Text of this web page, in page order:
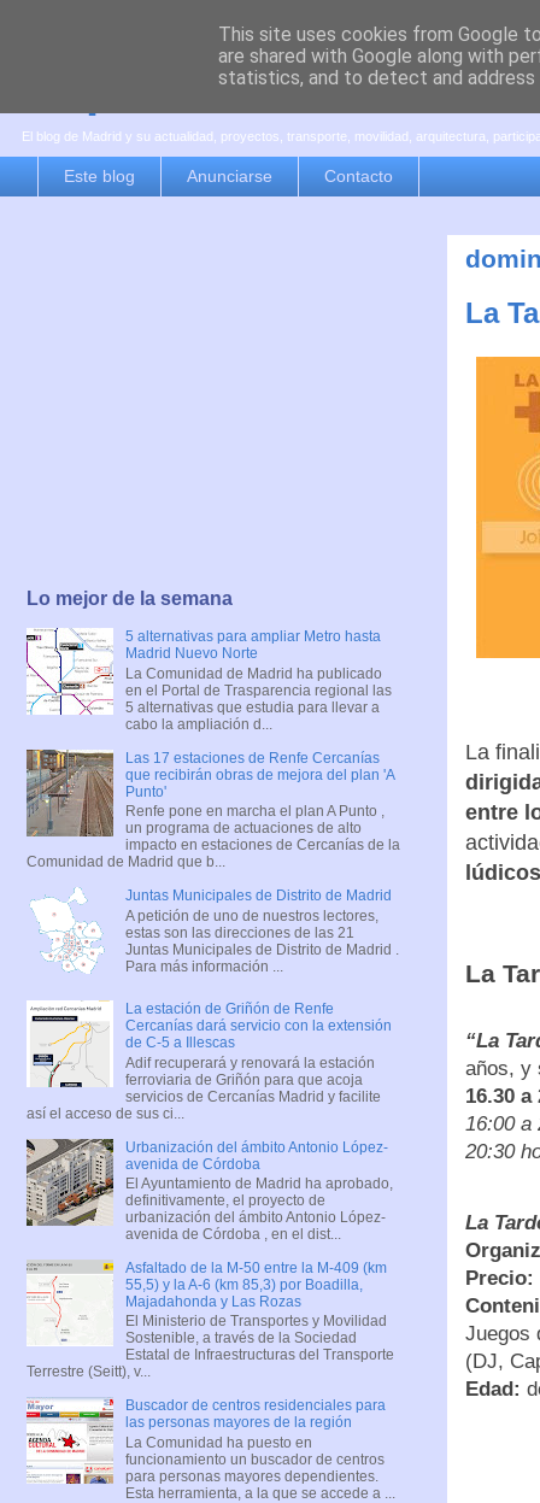
es por madrid
El blog de Madrid y su actualidad, proyectos, transporte, movilidad, arquitectura,
Este blog Anunciarse Contacto
La
La
entre
La
“La
años, y
16.30 a
16:00 a
20:30
La
Precio:
Juegos
(DJ,
Edad:
Lo mejor de la semana
5 alternativas para ampliar Metro hasta
Madrid Nuevo Norte
La Comunidad de Madrid ha publicado
en el Portal de Trasparencia regional las
5 alternativas que estudia para llevar a
cabo la ampliación d...
Las 17 estaciones de Renfe Cercanías
que recibirán obras de mejora del plan 'A
Punto'
Renfe pone en marcha el plan A Punto ,
un programa de actuaciones de alto
impacto en estaciones de Cercanías de la
Comunidad de Madrid que b...
Juntas Municipales de Distrito de Madrid
A petición de uno de nuestros lectores,
estas son las direcciones de las 21
Juntas Municipales de Distrito de Madrid .
Para más información ...
La estación de Griñón de Renfe
Cercanías dará servicio con la extensión
de C-5 a Illescas
Adif recuperará y renovará la estación
ferroviaria de Griñón para que acoja
servicios de Cercanías Madrid y facilite
así el acceso de sus ci...
Urbanización del ámbito Antonio López-
avenida de Córdoba
El Ayuntamiento de Madrid ha aprobado,
definitivamente, el proyecto de
urbanización del ámbito Antonio López-
avenida de Córdoba , en el dist...
Asfaltado de la M-50 entre la M-409 (km
55,5) y la A-6 (km 85,3) por Boadilla,
Majadahonda y Las Rozas
El Ministerio de Transportes y Movilidad
Sostenible, a través de la Sociedad
Estatal de Infraestructuras del Transporte
Terrestre (Seitt), v...
Buscador de centros residenciales para
las personas mayores de la región
La Comunidad ha puesto en
funcionamiento un buscador de centros
para personas mayores dependientes.
Esta herramienta, a la que se accede a ...
This site uses cookies from Google
are shared with Google along with
statistics, and to detect and address